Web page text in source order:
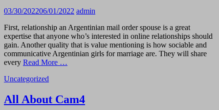
03/30/202206/01/2022 admin
First, relationship an Argentinian mail order spouse is a great
expertise that anyone who’s interested in online relationships should
gain. Another quality that is value mentioning is how sociable and
communicative Argentinian girls for marriage are. They will share
every Read More …
Uncategorized
All About Cam4